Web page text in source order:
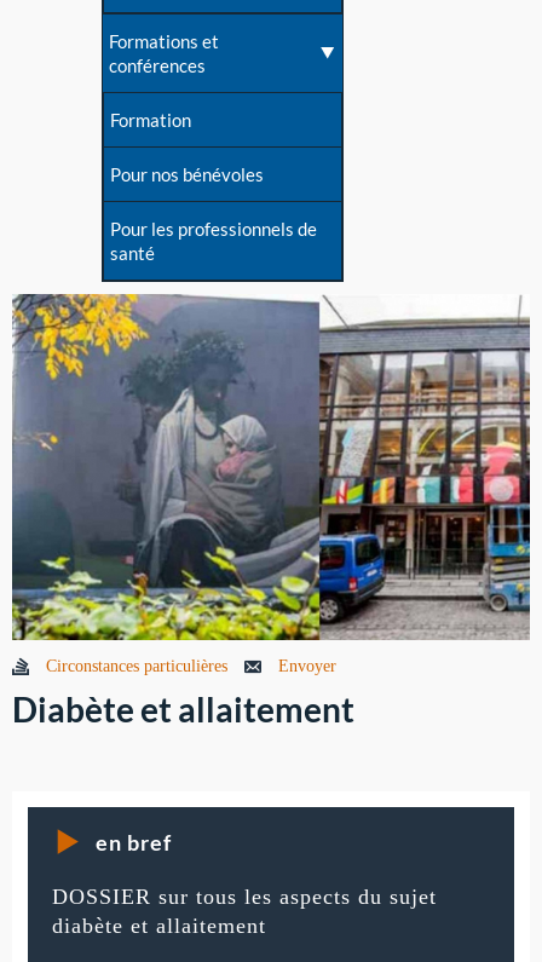
Formations et
conférences
Formation
Pour nos bénévoles
Pour les professionnels de
santé
Circonstances particulières Envoyer
Diabète et allaitement
en bref
DOSSIER sur tous les aspects du sujet
diabète et allaitement